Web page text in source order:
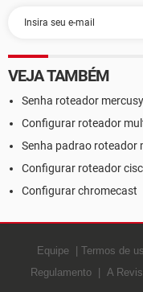
VEJA TAMBÉM
Senha roteador
Configurar roteador
Senha padrao roteador
Configurar roteador
Configurar chromecast
Equipe Termos de
Regulamento
A